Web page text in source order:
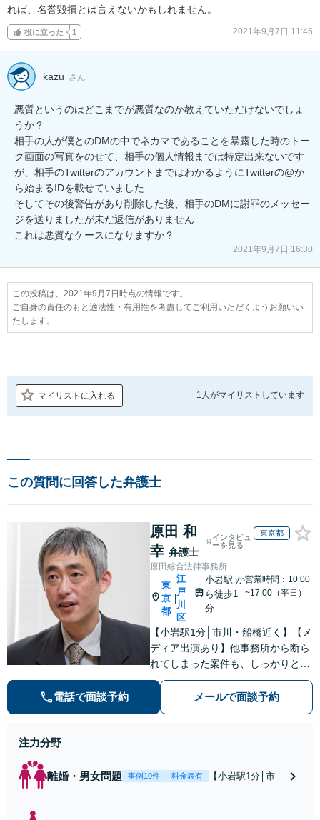
れば、名誉毀損とは言えないかもしれません。
役に立った 1 2021年9月7日 11:46
kazu さん
悪質というのはどこまでが悪質なのか教えていただけないでしょ
うか？
相手の人が僕とのDMの中でネカマであることを暴露した時のトー
ク画面の写真をのせて、相手の個人情報までは特定出来ないです
が、相手のTwitterのアカウントまではわかるようにTwitterの@か
ら始まるIDを載せていました
そしてその後警告があり削除した後、相手のDMに謝罪のメッセー
ジを送りましたが未だ返信がありません
これは悪質なケースになりますか？
2021年9月7日 16:30
この投稿は、2021年9月7日時点の情報です。
ご自身の責任のもと適法性・有用性を考慮してご利用いただくようお願いい
たします。
マイリストに入れる 1人がマイリストしています
この質問に回答した弁護士
原田 和
幸 弁護士
インタビュ
ーを見る
東京都
原田綜合法律事務所
東
京
都
江
戸
川
区
小岩駅か
ら徒歩1
分
営業時間：10:00
~17:00（平日）
【小岩駅1分│市川・船橋近く】【メ
ディア出演あり】他事務所から断ら
れてしまった案件も、しっかりと面
談し、法的アドバイスをいたします
【解決実績約1000件】豊富な離婚調
停・裁判実績あり【不動産業界出
電話で面談予約 メールで面談予約
注力分野
離婚・男女問題 事例10件 料金表有
【小岩駅1分│市